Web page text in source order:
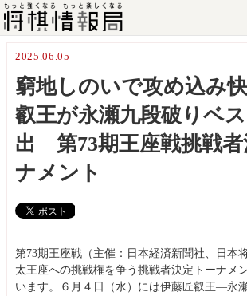
2025.06.05
窮地しのいで攻め込み
叡王が永瀬九段破りベ
出 第73期王座戦挑戦者
ナメント
第73期王座戦（主催：日本経済新聞社、日本
太王座への挑戦権を争う挑戦者決定トーナメ
います。６月４日（水）には伊藤匠叡王―永